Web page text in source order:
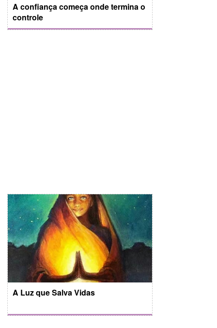
A confiança começa onde termina o
controle
A Luz que Salva Vidas